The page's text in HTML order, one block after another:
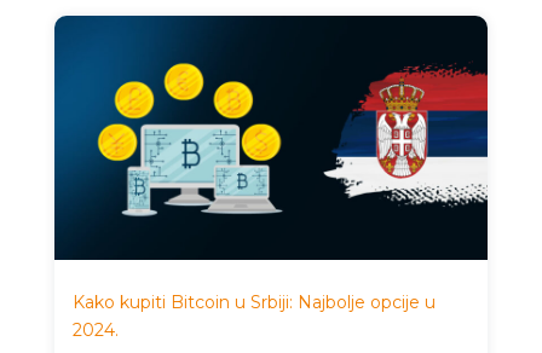
Kako kupiti Bitcoin u Srbiji: Najbolje opcije u
2024.